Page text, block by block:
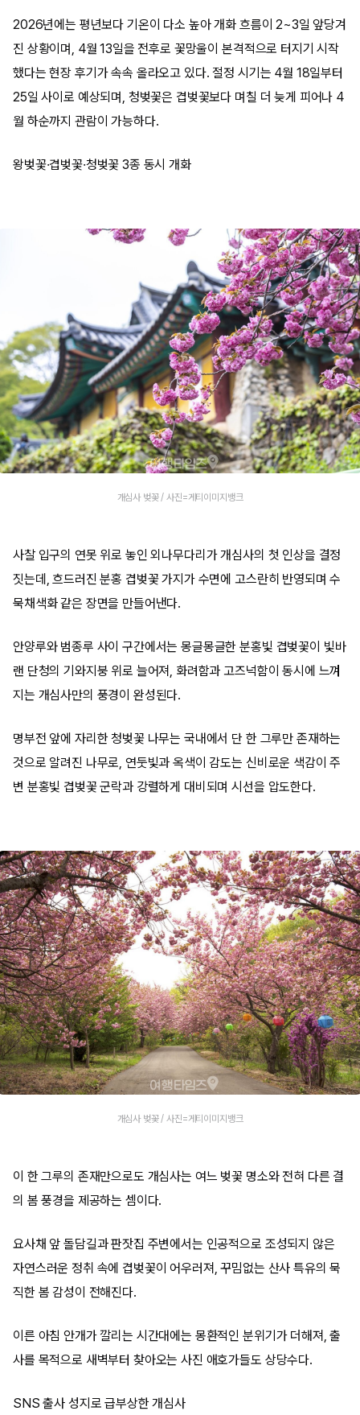
2026년에는 평년보다 기온이 다소 높아 개화 흐름이 2~3일 앞당겨
진 상황이며, 4월 13일을 전후로 꽃망울이 본격적으로 터지기 시작
했다는 현장 후기가 속속 올라오고 있다. 절정 시기는 4월 18일부터
25일 사이로 예상되며, 청벚꽃은 겹벚꽃보다 며칠 더 늦게 피어나 4
월 하순까지 관람이 가능하다.
왕벚꽃·겹벚꽃·청벚꽃 3종 동시 개화
개심사 벚꽃 / 사진=게티이미지뱅크
사찰 입구의 연못 위로 놓인 외나무다리가 개심사의 첫 인상을 결정
짓는데, 흐드러진 분홍 겹벚꽃 가지가 수면에 고스란히 반영되며 수
묵채색화 같은 장면을 만들어낸다.
안양루와 범종루 사이 구간에서는 몽글몽글한 분홍빛 겹벚꽃이 빛바
랜 단청의 기와지붕 위로 늘어져, 화려함과 고즈넉함이 동시에 느껴
지는 개심사만의 풍경이 완성된다.
명부전 앞에 자리한 청벚꽃 나무는 국내에서 단 한 그루만 존재하는
것으로 알려진 나무로, 연둣빛과 옥색이 감도는 신비로운 색감이 주
변 분홍빛 겹벚꽃 군락과 강렬하게 대비되며 시선을 압도한다.
개심사 벚꽃 / 사진=게티이미지뱅크
이 한 그루의 존재만으로도 개심사는 여느 벚꽃 명소와 전혀 다른 결
의 봄 풍경을 제공하는 셈이다.
요사채 앞 돌담길과 판잣집 주변에서는 인공적으로 조성되지 않은
자연스러운 정취 속에 겹벚꽃이 어우러져, 꾸밈없는 산사 특유의 묵
직한 봄 감성이 전해진다.
이른 아침 안개가 깔리는 시간대에는 몽환적인 분위기가 더해져, 출
사를 목적으로 새벽부터 찾아오는 사진 애호가들도 상당수다.
SNS 출사 성지로 급부상한 개심사